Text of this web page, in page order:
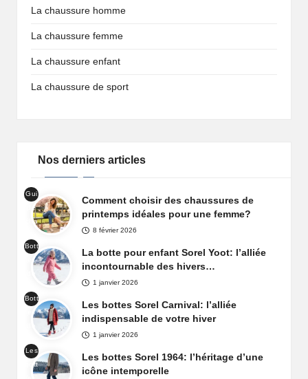
La chaussure homme
La chaussure femme
La chaussure enfant
La chaussure de sport
Nos derniers articles
Gui
de
cha
ure
prin
tem
ps
fem
me
Comment choisir des chaussures de
printemps idéales pour une femme?
8 février 2026
Bott
es
de
ge
Sor
Yoo
t
La botte pour enfant Sorel Yoot: l’alliée
incontournable des hivers…
1 janvier 2026
Bott
es
de
ge
Sor
Les bottes Sorel Carnival: l’alliée
indispensable de votre hiver
1 janvier 2026
Les
bott
Les bottes Sorel 1964: l’héritage d’une
icône intemporelle